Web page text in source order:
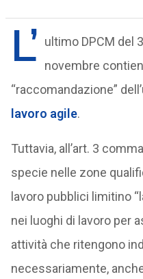
L’ ultimo DPCM del
novembre
“raccomandazione”
lavoro agile.
Tuttavia, all’art. 3
specie nelle zone
lavoro pubblici limitino
nei luoghi di lavoro per
attività che ritengono
necessariamente,